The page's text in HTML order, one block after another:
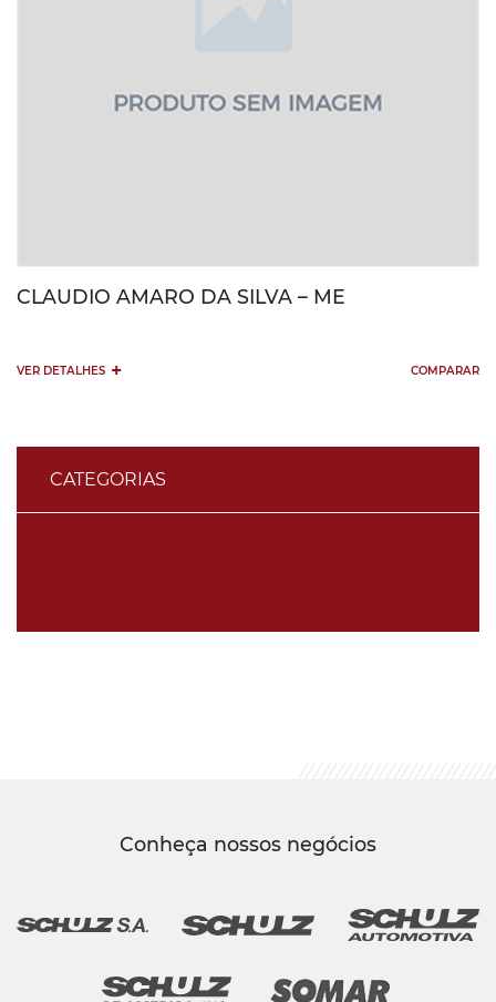
CATEGORIAS
CLAUDIO AMARO DA SILVA – ME
VER DETALHES + COMPARAR
Conheça nossos negócios